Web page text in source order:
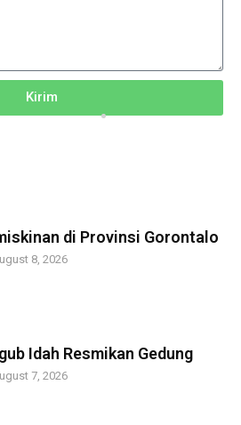
Kirim
di Provinsi Gorontalo
8, 2026
Idah Resmikan Gedung
7, 2026